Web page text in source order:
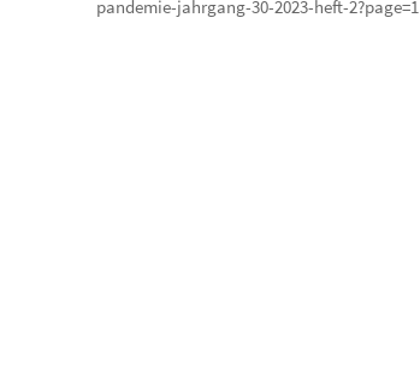
pandemie-jahrgang-30-2023-heft-2?page=1